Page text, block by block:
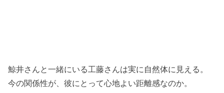
鯨井さんと一緒にいる工藤さんは実に自然体に見える。
今の関係性が、彼にとって心地よい距離感なのか。